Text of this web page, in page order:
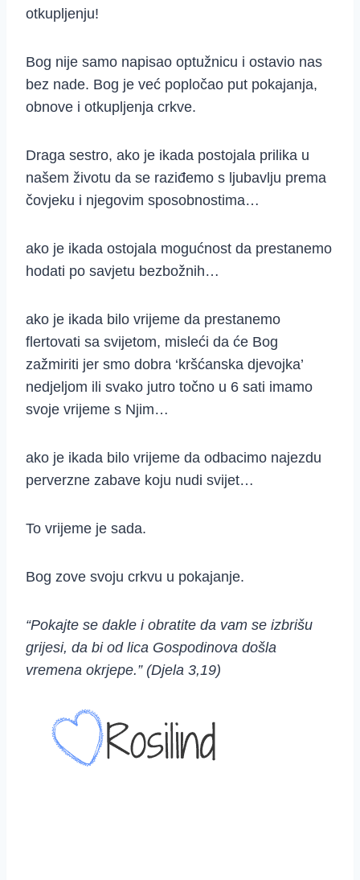
otkupljenju!
Bog nije samo napisao optužnicu i ostavio nas
bez nade. Bog je već popločao put pokajanja,
obnove i otkupljenja crkve.
Draga sestro, ako je ikada postojala prilika u
našem životu da se raziđemo s ljubavlju prema
čovjeku i njegovim sposobnostima…
ako je ikada ostojala mogućnost da prestanemo
hodati po savjetu bezbožnih…
ako je ikada bilo vrijeme da prestanemo
flertovati sa svijetom, misleći da će Bog
zažmiriti jer smo dobra ‘kršćanska djevojka’
nedjeljom ili svako jutro točno u 6 sati imamo
svoje vrijeme s Njim…
ako je ikada bilo vrijeme da odbacimo najezdu
perverzne zabave koju nudi svijet…
To vrijeme je sada.
Bog zove svoju crkvu u pokajanje.
“Pokajte se dakle i obratite da vam se izbrišu
grijesi, da bi od lica Gospodinova došla
vremena okrjepe.” (Djela 3,19)